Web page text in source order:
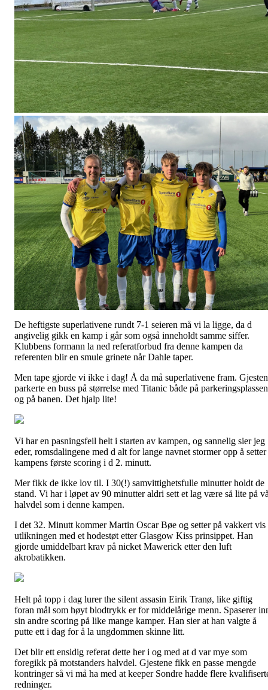
De heftigste superlativene rundt 7-1 seieren må vi la ligge, da d
angivelig gikk en kamp i går som også inneholdt samme siffer.
Klubbens formann la ned referatforbud fra denne kampen da
referenten blir en smule grinete når Dahle taper.
Men tape gjorde vi ikke i dag! Å da må superlativene fram.
parkerte en buss på størrelse med Titanic både på parkeringsplassen
og på banen. Det hjalp lite!
Vi har en pasningsfeil helt i starten av kampen, og sannelig sier jeg
eder, romsdalingene med d alt for lange navnet stormer opp å setter
kampens første scoring i d 2. minutt.
Mer fikk de ikke lov til. I 30(!) samvittighetsfulle minutter holdt de
stand. Vi har i løpet av 90 minutter aldri sett et lag være så lite på
halvdel som i denne kampen.
I det 32. Minutt kommer Martin Oscar Bøe og setter på vakkert vis
utlikningen med et hodestøt etter Glasgow Kiss prinsippet. Han
gjorde umiddelbart krav på nicket Mawerick etter den luft
akrobatikken.
Helt på topp i dag lurer the silent assasin Eirik Tranø, like giftig
foran mål som høyt blodtrykk er for middelårige menn. Spaserer
sin andre scoring på like mange kamper. Han sier at han valgte å
putte ett i dag for å la ungdommen skinne litt.
Det blir ett ensidig referat dette her i og med at d var mye som
foregikk på motstanders halvdel. Gjestene fikk en passe mengde
kontringer så vi må ha med at keeper Sondre hadde flere
redninger.